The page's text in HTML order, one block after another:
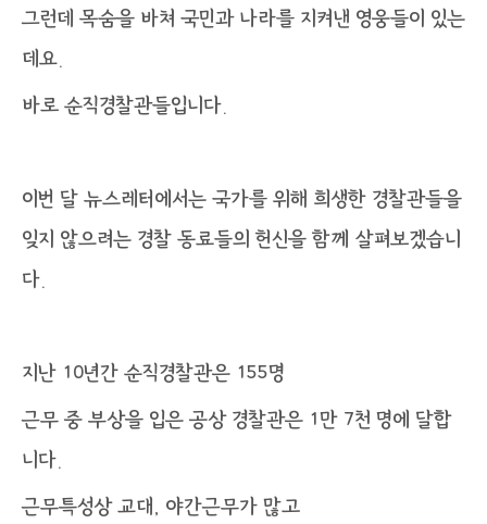
그런데 목숨을 바쳐 국민과 나라를 지켜낸 영웅들이 있는
데요.
바로 순직경찰관들입니다.
이번 달 뉴스레터에서는 국가를 위해 희생한 경찰관들을
잊지 않으려는 경찰 동료들의 헌신을 함께 살펴보겠습니
다.
지난 10년간 순직경찰관은 155명
근무 중 부상을 입은 공상 경찰관은 1만 7천 명에 달합
니다.
근무특성상 교대, 야간근무가 많고